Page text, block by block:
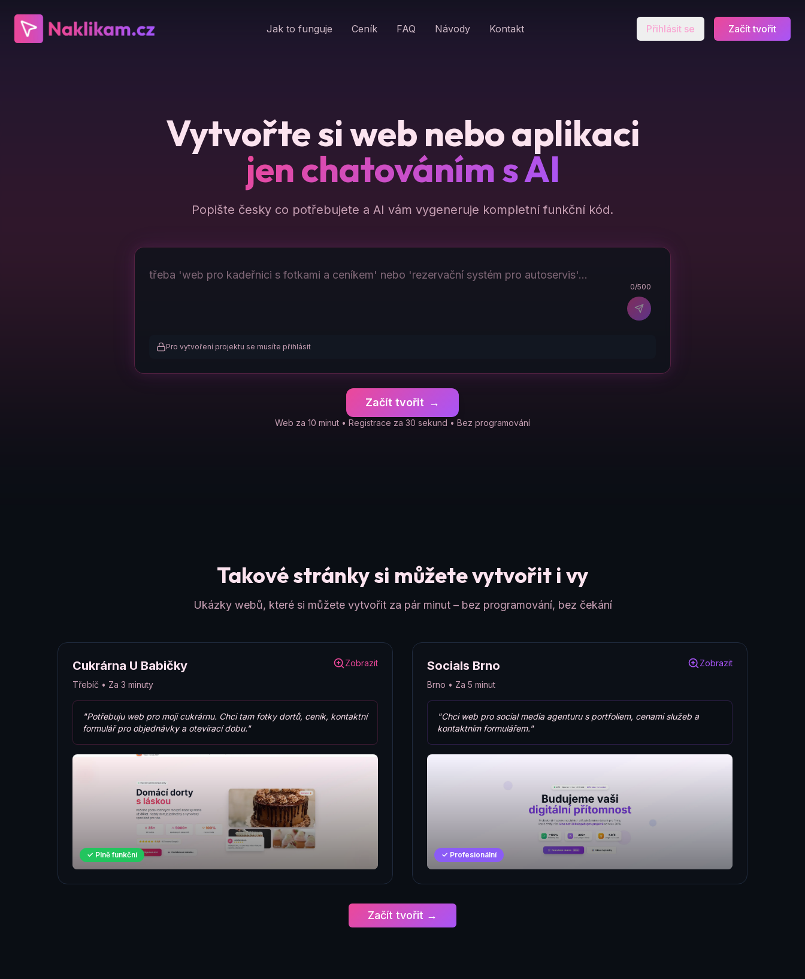
Jak to funguje Ceník FAQ Návody Kontakt Přihlásit se Začít tvořit
Vytvořte si web nebo aplikaci
jen chatováním s AI
Popište česky co potřebujete a AI vám vygeneruje kompletní funkční kód.
0/500
Pro vytvoření projektu se musíte přihlásit
Začít tvořit →
Web za 10 minut • Registrace za 30 sekund • Bez programování
Takové stránky si můžete vytvořit i vy
Ukázky webů, které si můžete vytvořit za pár minut – bez programování, bez čekání
Cukrárna U Babičky
Třebíč • Za 3 minuty
Zobrazit
"Potřebuju web pro moji cukrárnu. Chci tam fotky dortů, ceník, kontaktní
formulář pro objednávky a otevírací dobu."
✓ Plně funkční
Socials Brno
Brno • Za 5 minut
Zobrazit
"Chci web pro social media agenturu s portfoliem, cenami služeb a
kontaktním formulářem."
✓ Profesionální
Začít tvořit →